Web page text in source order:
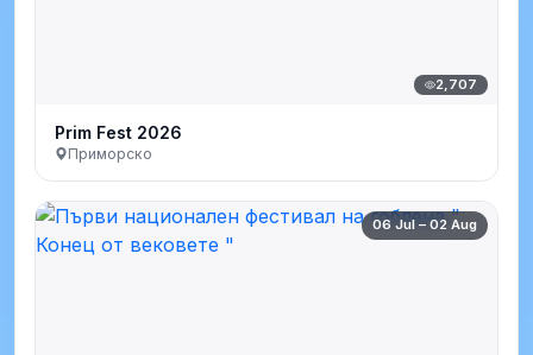
2,707
Prim Fest 2026
Приморско
06 Jul – 02 Aug